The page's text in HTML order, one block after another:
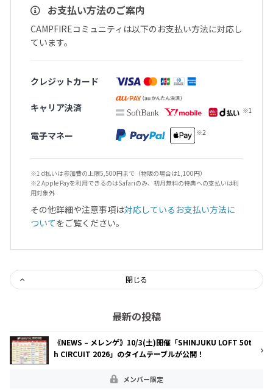
お支払い方法のご案内
CAMPFIREコミュニティは以下のお支払い方法に対応し
ています。
クレジットカード
キャリア決済
電子マネー
※1 d払いは参加費の上限5,500円まで（物販の場合は1,100円）
※2 Apple Payを利用できるのはSafariのみ、初月無料の特典への支払いは利
用対象外
その他詳細や注意事項は対応しているお支払い方法に
ついてをご覧ください。
閉じる
最新の投稿
《NEWS – メレンゲ》10/3(土)開催「SHINJUKU LOFT 50t
h CIRCUIT 2026」のタイムテーブルが公開！
メンバー限定